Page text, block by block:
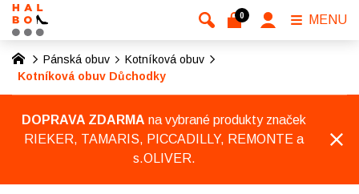
Pánská obuv
Kotníková obuv
Kotníková obuv Důchodky
DOPRAVA ZDARMA na vybrané produkty značek
RIEKER, TAMARIS, PICCADILLY, REMONTE a
s.OLIVER.
0 MENU